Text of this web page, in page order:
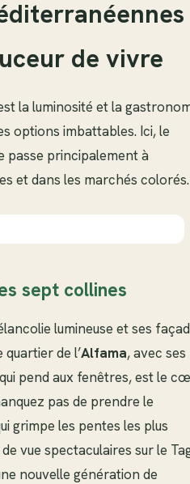
de vivre
la luminosité et la
options imbattables. Ici, le
passe principalement à
et dans les marchés colorés.
sept collines
lumineuse et ses
quartier de l’Alfama, avec ses
pend aux fenêtres, est le
pas de prendre le
grimpe les pentes les plus
vue spectaculaires sur le
nouvelle génération de